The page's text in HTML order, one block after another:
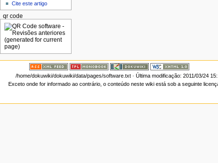
Cite este artigo
qr code
/home/dokuwiki/dokuwiki/data/pages/software.txt· Última modificação: 2011/03/24
Exceto onde for informado ao contrário, o conteúdo neste wiki está sob a seguinte